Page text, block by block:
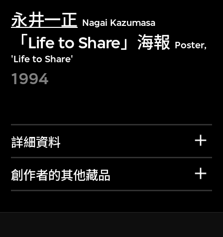
永井一正 Nagai Kazumasa
「Life to Share」海報 Poster,
'Life to Share'
1994
詳細資料
創作者的其他藏品